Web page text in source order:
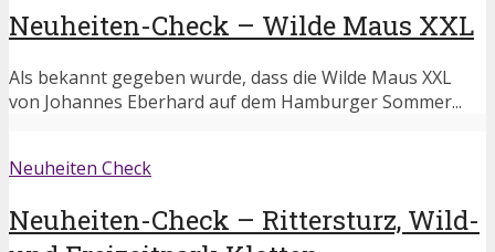
Neuheiten-Check – Wilde Maus XXL
Als bekannt gegeben wurde, dass die Wilde Maus XXL
von Johannes Eberhard auf dem Hamburger Sommer...
Neuheiten Check
Neuheiten-Check – Rittersturz, Wild-